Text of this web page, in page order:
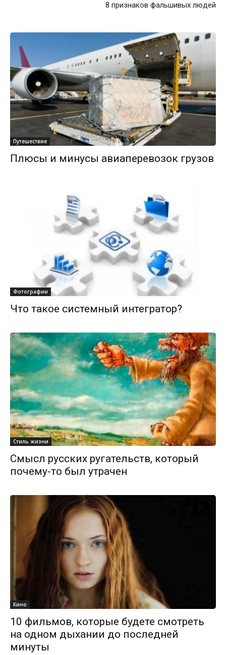
8 признаков фальшивых людей
Путешествие
Плюсы и минусы авиаперевозок грузов
Фотографии
Что такое системный интегратор?
Стиль жизни
Смысл русских ругательств, который
почему-то был утрачен
Кино
10 фильмов, которые будете смотреть
на одном дыхании до последней
минуты